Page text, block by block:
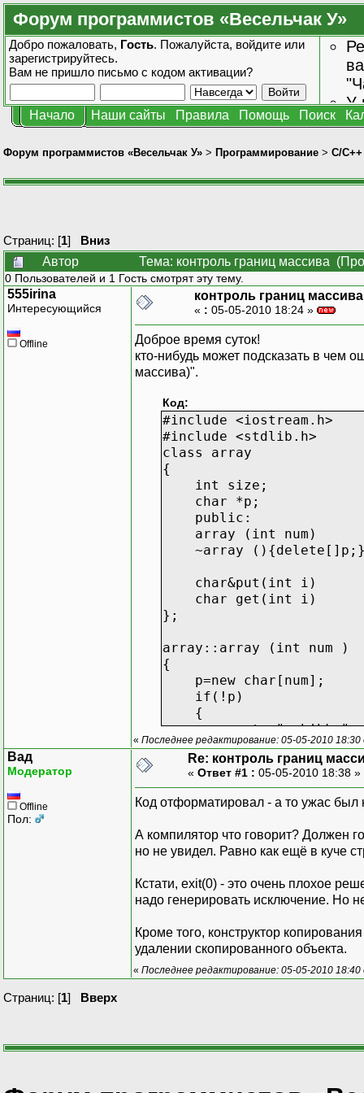
Форум программистов «Весельчак У»
Добро пожаловать, Гость. Пожалуйста, войдите или
зарегистрируйтесь.
Вам не пришло письмо с кодом активации?
У
Начало Наши сайты Правила Помощь Поиск
Форум программистов «Весельчак У» > Программирование > C/C++
Страниц: [1] Вниз
Автор
Тема: контроль границ массива
0 Пользователей и 1 Гость смотрят эту тему.
555irina
Интересующийся
Offline
контроль границ массива
« : 05-05-2010 18:24 »
Доброе время суток!
кто-нибудь может подсказать в чем
массива)".
Код:
#include <iostream.h>
#include <stdlib.h>
class array
{
int size;
char *p;
public:
array (int num)
~array (){delete[]p;} //
char&put(int i)
char get(int i)
};
array::array (int num )
{
p=new char[num];
if(!p)
{
cout<<"oshibka"
exit(1);
}
size=num;
char & array::put(int i)
{
if(i<0 ll i>=size)
{
cout<<"naryshenie
}
}
char array :: get(int i)
}
« Последнее редактирование: 05-05-2010
Вад
Модератор
Offline
Пол:
Re: контроль границ
« Ответ #1 : 05-05-2010 18:38 »
Код отформатировал - а то ужас был
А компилятор что говорит? Должен
но не увидел. Равно как ещё в куче
Кстати, exit(0) - это очень плохое
надо генерировать исключение. Но
Кроме того, конструктор
удалении скопированного объекта.
« Последнее редактирование: 05-05-2010
Страниц: [1] Вверх